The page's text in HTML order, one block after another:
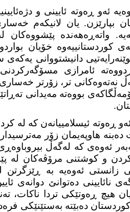
ئەو ڕەوتە ئایینی و
بپارێزن. یان لانیکەم
واتەڕەهەندە
کوردستانییەوە خۆیان
دانیشتووانی
ئامرازی
گەڵ نەتەوەکانی تر، زۆرتر
بووەتە مەیدانی
ئەو ڕەوتە ئیسلامییانەن کە
هاوپەیمان زۆر
ئەوەی کە لەگەڵ
و کوشتنی مرۆڤەکان لە
زانستی ئەوەیە بە ڕێزگرتن
دەتوانێ دوانەی
هیچ ڕەوتێکی تردا
دەبێتە بەستێنێکی